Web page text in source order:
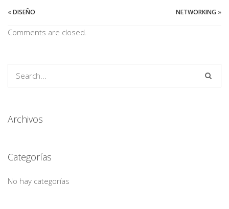
«DISEÑO NETWORKING »
Comments are closed.
Archivos
Categorías
No hay categorías